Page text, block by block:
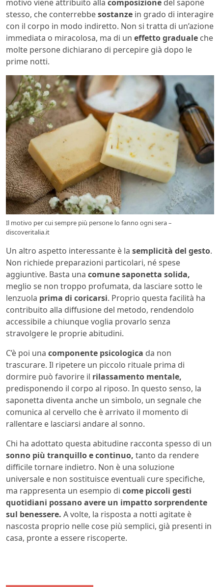
motivo viene attribuito alla composizione del sapone
stesso, che conterrebbesostanze in grado di interagire
con il corpo in modo indiretto. Non si tratta di un’azione
immediata o miracolosa, ma di un effetto graduale che
molte persone dichiarano di percepire già dopo le
prime notti.
Il motivo per cui sempre più persone lo fanno ogni sera –
discoveritalia.it
Un altro aspetto interessante è la semplicità del gesto.
Non richiede preparazioni particolari, né spese
aggiuntive. Basta una comune saponetta solida,
meglio se non troppo profumata, da lasciare sotto le
lenzuola prima di coricarsi. Proprio questa facilità ha
contribuito alla diffusione del metodo, rendendolo
accessibile a chiunque voglia provarlo senza
stravolgere le proprie abitudini.
C’è poi una componente psicologica da non
trascurare. Il ripetere un piccolo rituale prima di
dormire può favorire il rilassamento mentale,
predisponendo il corpo al riposo. In questo senso, la
saponetta diventa anche un simbolo, un segnale che
comunica al cervello che è arrivato il momento di
rallentare e lasciarsi andare al sonno.
Chi ha adottato questa abitudine racconta spesso di un
sonno più tranquillo e continuo, tanto da rendere
difficile tornare indietro. Non è una soluzione
universale e non sostituisce eventuali cure specifiche,
ma rappresenta un esempio di come piccoli gesti
quotidiani possano avere un impatto sorprendente
sul benessere. A volte, la risposta a notti agitate è
nascosta proprio nelle cose più semplici, già presenti in
casa, pronte a essere riscoperte.